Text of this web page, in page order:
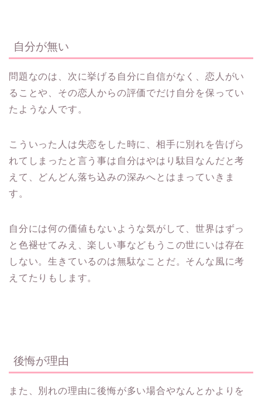
自分が無い
問題なのは、次に挙げる自分に自信がなく、恋人がい
ることや、その恋人からの評価でだけ自分を保ってい
たような人です。
こういった人は失恋をした時に、相手に別れを告げら
れてしまったと言う事は自分はやはり駄目なんだと考
えて、どんどん落ち込みの深みへとはまっていきま
す。
自分には何の価値もないような気がして、世界はずっ
と色褪せてみえ、楽しい事などもうこの世にいは存在
しない。生きているのは無駄なことだ。そんな風に考
えてたりもします。
後悔が理由
また、別れの理由に後悔が多い場合やなんとかよりを